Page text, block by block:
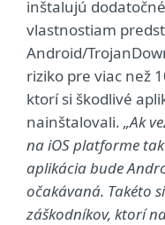
inštalujú
vlastnostiam
Android/
riziko pre viac než
ktorí si škodlivé
nainštalovali. „Ak
na iOS platforme
aplikácia bude
očakávaná. Takéto
záškodníkov, ktorí